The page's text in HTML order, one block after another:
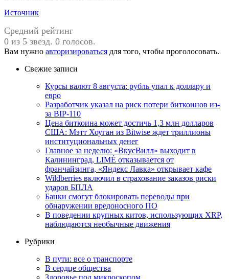
Источник
Средний рейтинг
0 из 5 звезд. 0 голосов.
Вам нужно авторизироваться для того, чтобы проголосовать.
Свежие записи
Курсы валют 8 августа: рубль упал к доллару и
евро
Разработчик указал на риск потери биткоинов из-
за BIP-110
Цена биткоина может достичь 1,3 млн долларов
США: Мэтт Хоуган из Bitwise ждет триллионы
институциональных денег
Главное за неделю: «ВкусВилл» выходит в
Калининград, LIMÉ отказывается от
франчайзинга, «Яндекс Лавка» открывает кафе
Wildberries включил в страхование заказов риски
ударов БПЛА
Банки смогут блокировать переводы при
обнаружении вредоносного ПО
В поведении крупных китов, использующих XRP,
наблюдаются необычные движения
Рубрики
В пути: все о транспорте
В сердце общества
Здоровье под микроскопом